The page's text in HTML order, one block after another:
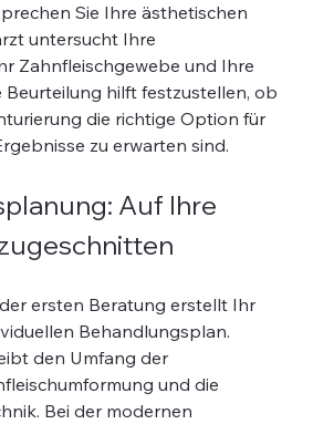
Sie Ihre ästhetischen
untersucht Ihre
Zahnfleischgewebe und Ihre
Beurteilung hilft festzustellen, ob
die richtige Option für
zu erwarten sind.
Auf Ihre
ersten Beratung erstellt Ihr
Behandlungsplan.
den Umfang der
und die
Bei der modernen